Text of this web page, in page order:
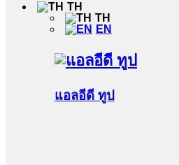
TH
TH
EN
แอลอีดี ทูป